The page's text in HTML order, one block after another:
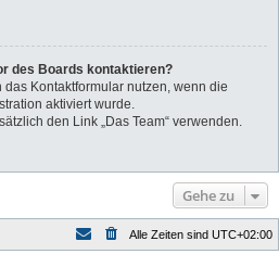
des Boards kontaktieren?
Kontaktformular nutzen, wenn die
aktiviert wurde.
den Link „Das Team“ verwenden.
Gehe zu
Alle Zeiten sind UTC+02:00